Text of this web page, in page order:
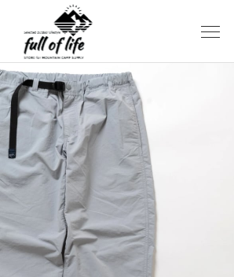
GOODS
Outdoor WEAR